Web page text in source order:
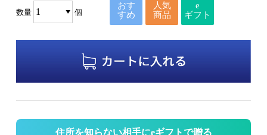
数量 個
おす
すめ
人気
商品
e
ギフト
住所を知らない相手にeギフトで贈る